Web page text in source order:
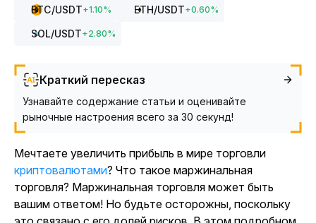
BTC/USDT+1.10% ETH/USDT+0.60%
SOL/USDT+2.80%
Краткий пересказ
Узнавайте содержание статьи и оценивайте
рыночные настроения всего за 30 секунд!
Мечтаете увеличить прибыль в мире торговли
криптовалютами? Что такое маржинальная
торговля? Маржинальная торговля может быть
вашим ответом! Но будьте осторожны, поскольку